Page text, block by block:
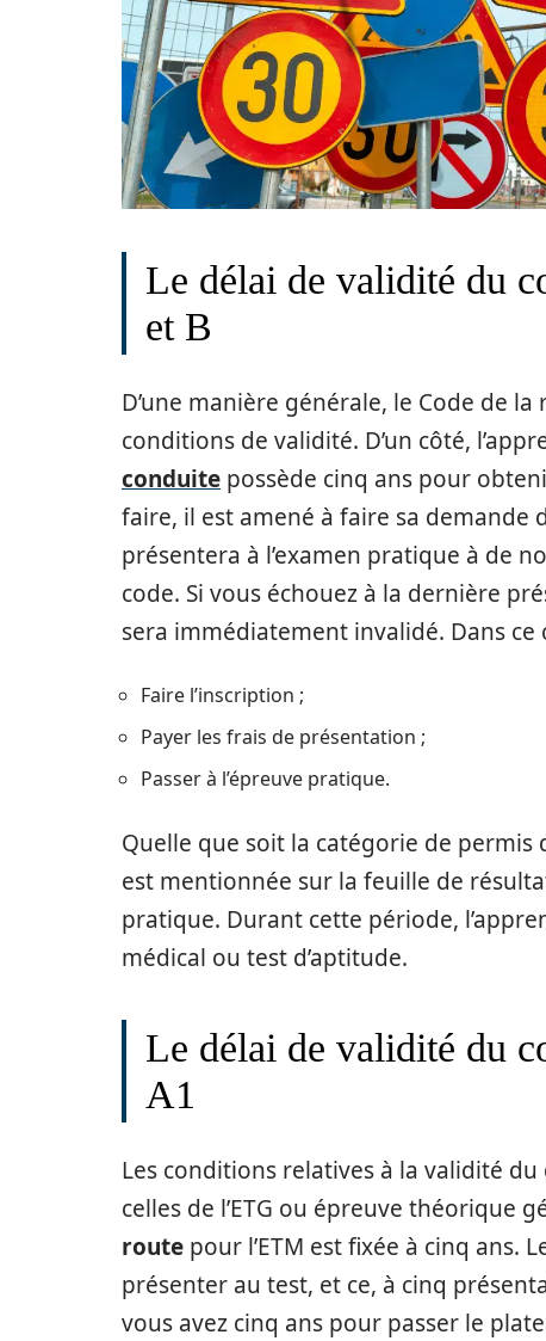
Le délai de validité du
et B
D’une manière générale, le Code de
conditions de validité. D’un côté,
conduite possède cinq ans pour
faire, il est amené à faire sa demande
présentera à l’examen pratique à de
code. Si vous échouez à la dernière
sera immédiatement invalidé. Dans
Faire l’inscription ;
Payer les frais de présentation ;
Passer à l’épreuve pratique.
Quelle que soit la catégorie de
est mentionnée sur la feuille de
pratique. Durant cette période,
médical ou test d’aptitude.
Le délai de validité du
A1
Les conditions relatives à la validité
celles de l’ETG ou épreuve théorique
route pour l’ETM est fixée à cinq ans.
présenter au test, et ce, à cinq
vous avez cinq ans pour passer le